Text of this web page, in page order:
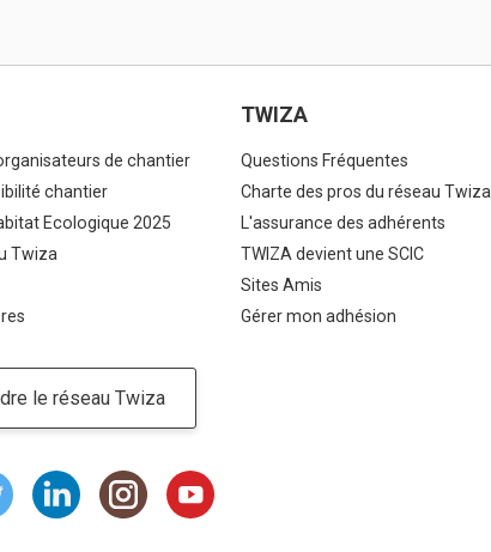
de chantier
chantier
Ecologique 2025
Twiza
TWIZA
Questions Fréquentes
Charte des pros du réseau Twiza
L'assurance des adhérents
TWIZA devient une SCIC
Sites Amis
Gérer mon adhésion
le réseau Twiza